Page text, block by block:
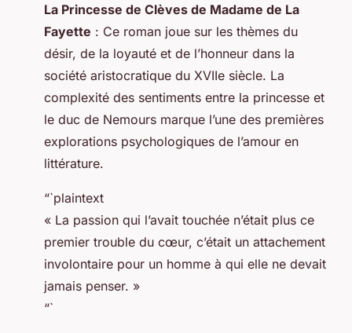
La Princesse de Clèves de Madame de La
Fayette : Ce roman joue sur les thèmes du
désir, de la loyauté et de l’honneur dans la
société aristocratique du XVIIe siècle. La
complexité des sentiments entre la princesse et
le duc de Nemours marque l’une des premières
explorations psychologiques de l’amour en
littérature.
“`plaintext
« La passion qui l’avait touchée n’était plus ce
premier trouble du cœur, c’était un attachement
involontaire pour un homme à qui elle ne devait
jamais penser. »
“`